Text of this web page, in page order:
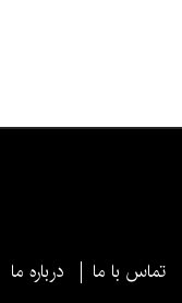
تماس با ما درباره ما